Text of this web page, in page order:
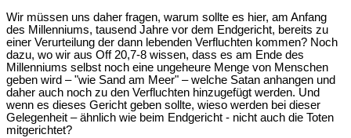
Wir müssen uns daher fragen, warum sollte es hier, am Anfang
des Millenniums, tausend Jahre vor dem Endgericht, bereits zu
einer Verurteilung der dann lebenden Verfluchten kommen? Noch
dazu, wo wir aus Off 20,7-8 wissen, dass es am Ende des
Millenniums selbst noch eine ungeheure Menge von Menschen
geben wird – "wie Sand am Meer" – welche Satan anhangen und
daher auch noch zu den Verfluchten hinzugefügt werden. Und
wenn es dieses Gericht geben sollte, wieso werden bei dieser
Gelegenheit – ähnlich wie beim Endgericht - nicht auch die Toten
mitgerichtet?